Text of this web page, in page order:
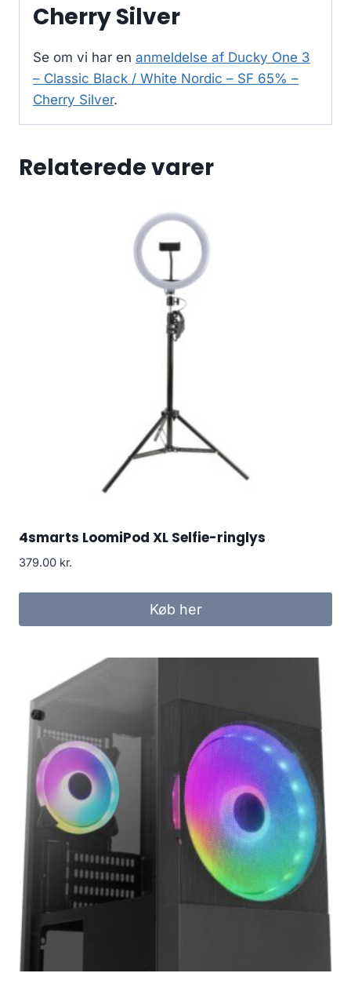
Cherry Silver
Se om vi har en anmeldelse af Ducky One 3
– Classic Black / White Nordic – SF 65% –
Cherry Silver.
Relaterede varer
4smarts LoomiPod XL Selfie-ringlys
379.00 kr.
Køb her